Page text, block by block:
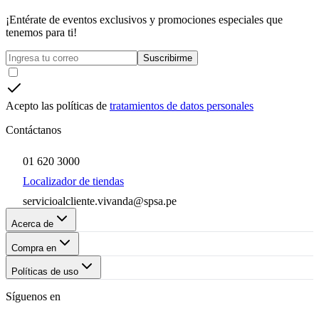
¡Entérate de eventos exclusivos y promociones especiales que
tenemos para ti!
Suscribirme
Acepto las políticas de tratamientos de datos personales
Contáctanos
01 620 3000
Localizador de tiendas
servicioalcliente.vivanda@spsa.pe
Acerca de
Compra en
Políticas de uso
Síguenos en